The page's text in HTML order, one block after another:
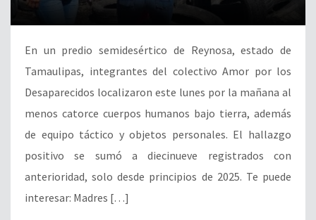
En un predio semidesértico de Reynosa, estado de
Tamaulipas, integrantes del colectivo Amor por los
Desaparecidos localizaron este lunes por la mañana al
menos catorce cuerpos humanos bajo tierra, además
de equipo táctico y objetos personales. El hallazgo
positivo se sumó a diecinueve registrados con
anterioridad, solo desde principios de 2025. Te puede
interesar: Madres […]